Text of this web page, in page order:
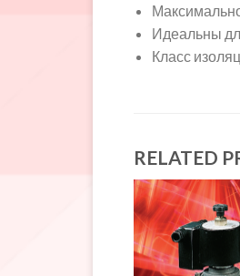
Идеальны
Класс
RELATED